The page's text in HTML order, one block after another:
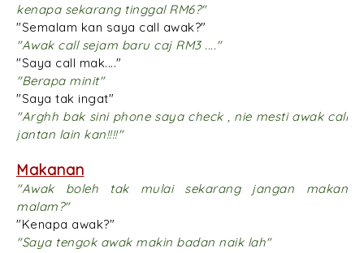
kenapa sekarang tinggal RM6?"
"Semalam kan saya call awak?"
"Awak call sejam baru caj RM3 ...."
"Saya call mak...."
"Berapa minit"
"Saya tak ingat"
"Arghh bak sini phone saya check , nie mesti awak call
jantan lain kan!!!!"
Makanan
"Awak boleh tak mulai sekarang jangan makan
malam?"
"Kenapa awak?"
"Saya tengok awak makin badan naik lah"